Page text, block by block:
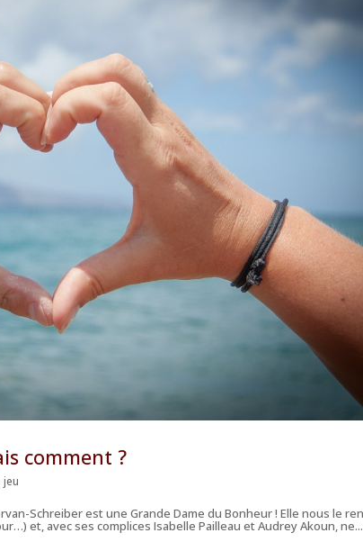
comment ?
jeu
Schreiber est une Grande Dame du Bonheur ! Elle nous le
et, avec ses complices Isabelle Pailleau et Audrey Akoun, ne...